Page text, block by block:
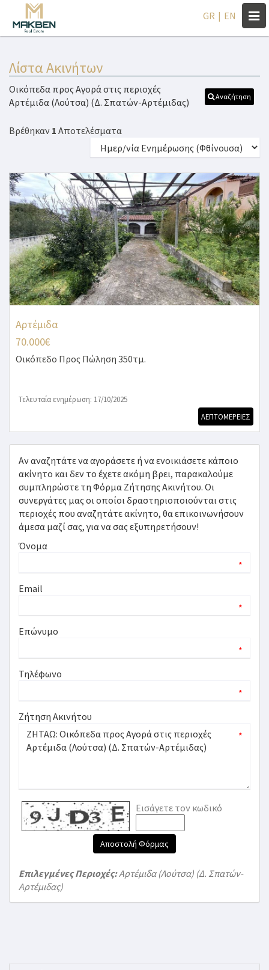
GR | EN
Λίστα Ακινήτων
Αναζήτηση
Οικόπεδα προς Αγορά στις περιοχές
Αρτέμιδα (Λούτσα) (Δ. Σπατών-Αρτέμιδας)
Βρέθηκαν 1 Αποτελέσματα
Αρτέμιδα
70.000€
Οικόπεδο Προς Πώληση 350τμ.
Τελευταία ενημέρωση: 17/10/2025
ΛΕΠΤΟΜΕΡΕΙΕΣ
Αν αναζητάτε να αγοράσετε ή να ενοικιάσετε κάποιο
ακίνητο και δεν το έχετε ακόμη βρει, παρακαλούμε
συμπληρώστε τη Φόρμα Ζήτησης Ακινήτου. Οι
συνεργάτες μας οι οποίοι δραστηριοποιούνται στις
περιοχές που αναζητάτε ακίνητο, θα επικοινωνήσουν
άμεσα μαζί σας, για να σας εξυπηρετήσουν!
Όνομα
*
Email
*
Επώνυμο
*
Τηλέφωνο
*
Ζήτηση Ακινήτου
*
Εισάγετε τον κωδικό
Αποστολή Φόρμας
Επιλεγμένες Περιοχές:Αρτέμιδα (Λούτσα) (Δ. Σπατών-
Αρτέμιδας)